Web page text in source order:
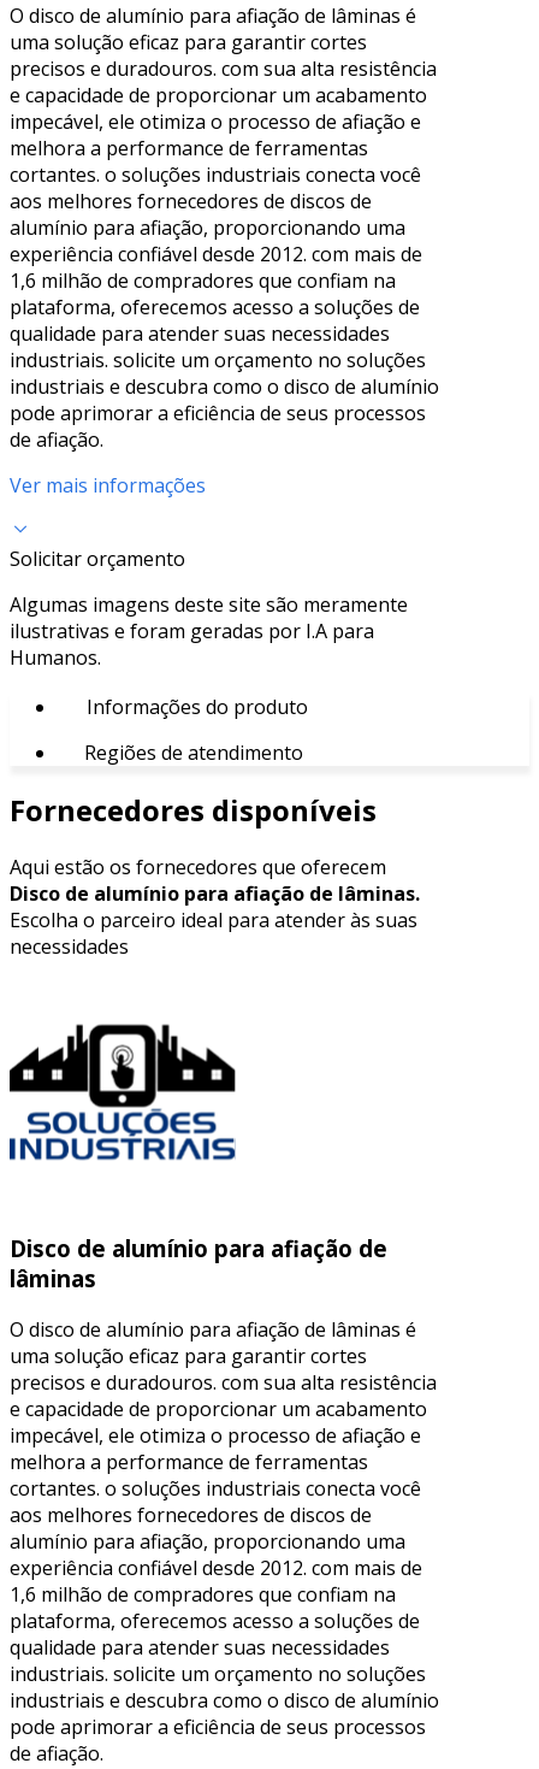
O disco de alumínio para afiação de lâminas é
uma solução eficaz para garantir cortes
precisos e duradouros. com sua alta resistência
e capacidade de proporcionar um acabamento
impecável, ele otimiza o processo de afiação e
melhora a performance de ferramentas
cortantes. o soluções industriais conecta você
aos melhores fornecedores de discos de
alumínio para afiação, proporcionando uma
experiência confiável desde 2012. com mais de
1,6 milhão de compradores que confiam na
plataforma, oferecemos acesso a soluções de
qualidade para atender suas necessidades
industriais. solicite um orçamento no soluções
industriais e descubra como o disco de alumínio
pode aprimorar a eficiência de seus processos
de afiação.
Ver mais informações
Solicitar orçamento
Algumas imagens deste site são meramente
ilustrativas e foram geradas por I.A para
Humanos.
Informações do produto
Regiões de atendimento
Fornecedores disponíveis
Aqui estão os fornecedores que oferecem
Disco de alumínio para afiação de lâminas.
Escolha o parceiro ideal para atender às suas
necessidades
Disco de alumínio para afiação de
lâminas
O disco de alumínio para afiação de lâminas é
uma solução eficaz para garantir cortes
precisos e duradouros. com sua alta resistência
e capacidade de proporcionar um acabamento
impecável, ele otimiza o processo de afiação e
melhora a performance de ferramentas
cortantes. o soluções industriais conecta você
aos melhores fornecedores de discos de
alumínio para afiação, proporcionando uma
experiência confiável desde 2012. com mais de
1,6 milhão de compradores que confiam na
plataforma, oferecemos acesso a soluções de
qualidade para atender suas necessidades
industriais. solicite um orçamento no soluções
industriais e descubra como o disco de alumínio
pode aprimorar a eficiência de seus processos
de afiação.